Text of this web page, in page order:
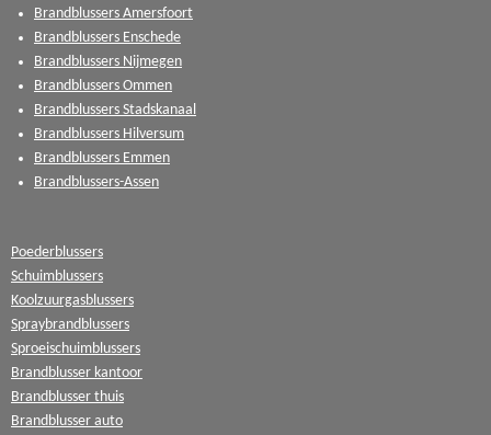
Brandblussers Amersfoort
Brandblussers Enschede
Brandblussers Nijmegen
Brandblussers Ommen
Brandblussers Stadskanaal
Brandblussers Hilversum
Brandblussers Emmen
Brandblussers-Assen
Poederblussers
Schuimblussers
Koolzuurgasblussers
Spraybrandblussers
Sproeischuimblussers
Brandblusser kantoor
Brandblusser thuis
Brandblusser auto